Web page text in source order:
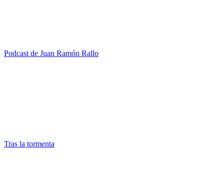
Podcast de Juan Ramón Rallo
Tras la tormenta